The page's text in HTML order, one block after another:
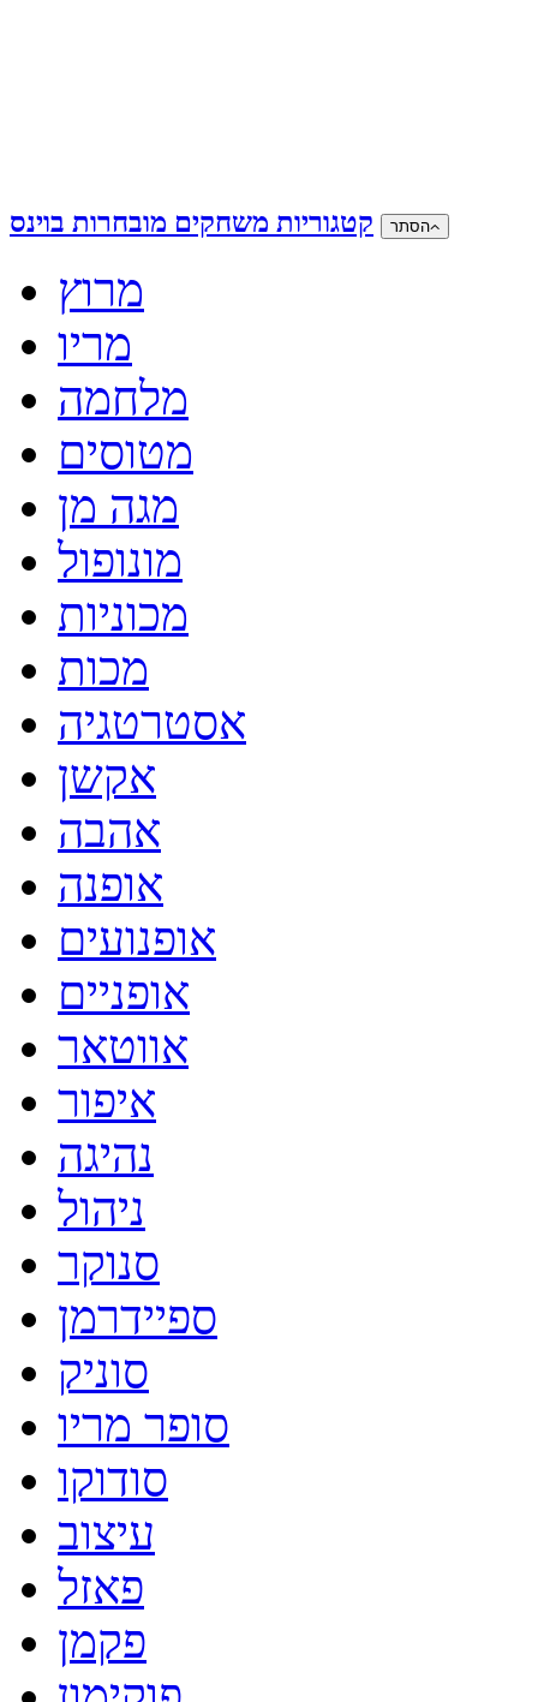
קטגוריות משחקים מובחרות בוינס הסתר
מרוץ
מריו
מלחמה
מטוסים
מגה מן
מונופול
מכוניות
מכות
אסטרטגיה
אקשן
אהבה
אופנה
אופנועים
אופניים
אווטאר
איפור
נהיגה
ניהול
סנוקר
ספיידרמן
סוניק
סופר מריו
סודוקו
עיצוב
פאזל
פקמן